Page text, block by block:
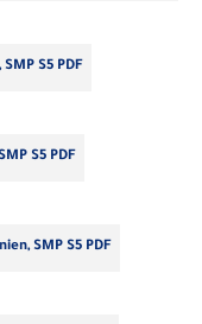
S5 PDF
S5 PDF
SMP S5 PDF